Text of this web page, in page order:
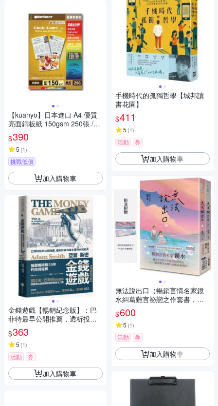
【kuanyo】日本進口 A4 優質
亮面銅板紙 150gsm 250張 /包
GS150
$390
5 (1)
挑戰低價
加入購物車
金錢遊戲【暢銷紀念版】：巴
菲特最早公開推薦，透析投資
市場本質的永恆經典【城邦讀
書花園】
$363
5 (1)
活動 券
加入購物車
手機時代的孤獨哲學【城邦讀
書花園】
$411
5 (1)
活動 券
加入購物車
無法說出口（暢銷言情名家鏡
水糾葛難言祕戀之作套書，讀
者等待多年終於登場！）【城
邦讀書花園】
$600
5 (1)
活動 券
加入購物車